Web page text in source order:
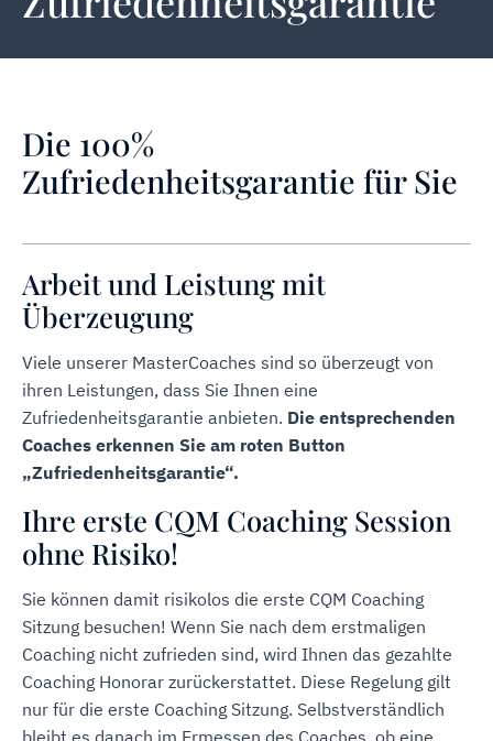
Die 100%
Zufriedenheitsgarantie für Sie
Arbeit und Leistung mit
Überzeugung
Viele unserer MasterCoaches sind so überzeugt von
ihren Leistungen, dass Sie Ihnen eine
Zufriedenheitsgarantie anbieten. Die entsprechenden
Coaches erkennen Sie am roten Button
„Zufriedenheitsgarantie“.
Ihre erste CQM Coaching Session
ohne Risiko!
Sie können damit risikolos die erste CQM Coaching
Sitzung besuchen! Wenn Sie nach dem erstmaligen
Coaching nicht zufrieden sind, wird Ihnen das gezahlte
Coaching Honorar zurückerstattet. Diese Regelung gilt
nur für die erste Coaching Sitzung. Selbstverständlich
bleibt es danach im Ermessen des Coaches, ob eine